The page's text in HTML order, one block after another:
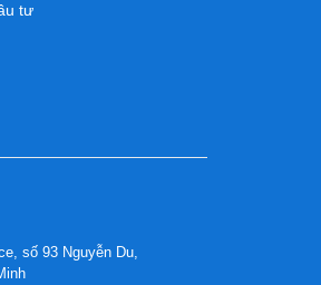
tư
số 93 Nguyễn Du,